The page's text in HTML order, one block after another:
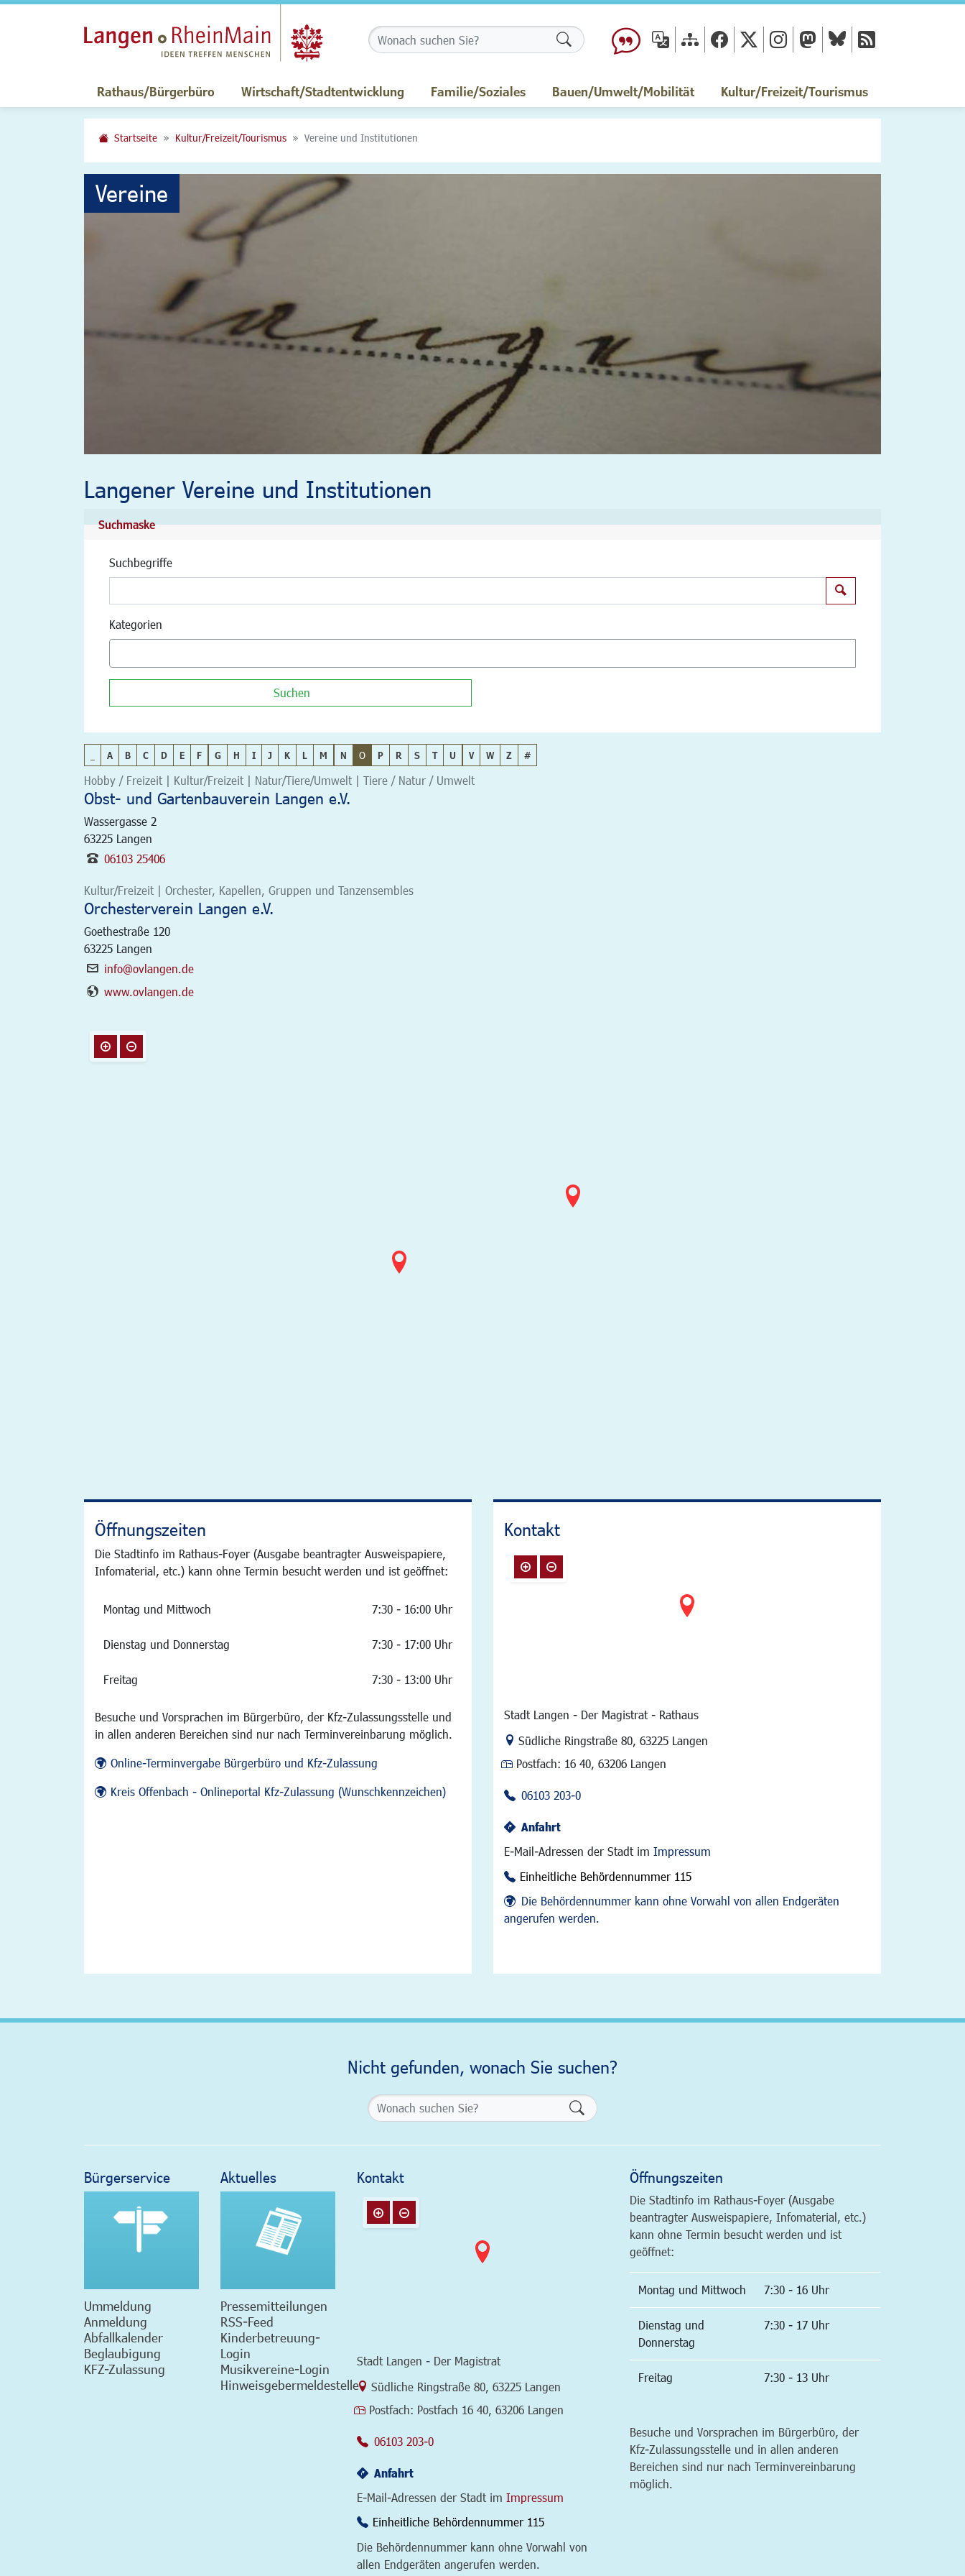
Formularschaltfläche
Rathaus/Bürgerbüro Wirtschaft/Stadtentwicklung Familie/Soziales Bauen/Umwelt/Mobilität Kultur/Freizeit/Tourismus
Startseite Kultur/Freizeit/Tourismus Vereine und Institutionen
Vereine
Langener Vereine und Institutionen
Suchmaske
Suchbegriffe
Kategorien
Suchen
A B C D E F G H I J K L M N O P R S T U V W Z #
Hobby / Freizeit | Kultur/Freizeit | Natur/Tiere/Umwelt | Tiere / Natur / Umwelt
Obst- und Gartenbauverein Langen e.V.
Wassergasse 2
63225 Langen
06103 25406
Kultur/Freizeit | Orchester, Kapellen, Gruppen und Tanzensembles
Orchesterverein Langen e.V.
Goethestraße 120
63225 Langen
info@ovlangen.de
www.ovlangen.de
Öffnungszeiten
Die Stadtinfo im Rathaus-Foyer (Ausgabe beantragter Ausweispapiere,
Infomaterial, etc.) kann ohne Termin besucht werden und ist geöffnet:
Montag und Mittwoch 7:30 - 16:00 Uhr
Dienstag und Donnerstag 7:30 - 17:00 Uhr
Freitag 7:30 - 13:00 Uhr
Besuche und Vorsprachen im Bürgerbüro, der Kfz-Zulassungsstelle und
in allen anderen Bereichen sind nur nach Terminvereinbarung möglich.
Online-Terminvergabe Bürgerbüro und Kfz-Zulassung
Kreis Offenbach - Onlineportal Kfz-Zulassung (Wunschkennzeichen)
Kontakt
Stadt Langen - Der Magistrat - Rathaus
Link zur Google-Maps Navigation
Südliche Ringstraße 80, 63225 Langen
Postfach: 16 40, 63206 Langen
06103 203-0
Anfahrt
E-Mail-Adressen der Stadt im Impressum
Einheitliche Behördennummer 115
Die Behördennummer kann ohne Vorwahl von allen Endgeräten
angerufen werden.
Nicht gefunden, wonach Sie suchen?
Formularschaltfläche
Bürgerservice
Ummeldung
Anmeldung
Abfallkalender
Beglaubigung
KFZ-Zulassung
Aktuelles
Pressemitteilungen
RSS-Feed
Kinderbetreuung-
Login
Musikvereine-Login
Hinweisgebermeldestelle
Kontakt
Stadt Langen - Der Magistrat
Link zur Google-Maps Navigation
Südliche Ringstraße 80 63225 Langen
Postfach: Postfach 16 40, 63206 Langen
06103 203-0
Anfahrt
E-Mail-Adressen der Stadt im Impressum
Einheitliche Behördennummer 115
Die Behördennummer kann ohne Vorwahl von
allen Endgeräten angerufen werden.
Öffnungszeiten
Die Stadtinfo im Rathaus-Foyer (Ausgabe
beantragter Ausweispapiere, Infomaterial, etc.)
kann ohne Termin besucht werden und ist
geöffnet:
Montag und Mittwoch 7:30 - 16 Uhr
Dienstag und
Donnerstag
7:30 - 17 Uhr
Freitag 7:30 - 13 Uhr
Besuche und Vorsprachen im Bürgerbüro, der
Kfz-Zulassungsstelle und in allen anderen
Bereichen sind nur nach Terminvereinbarung
möglich.